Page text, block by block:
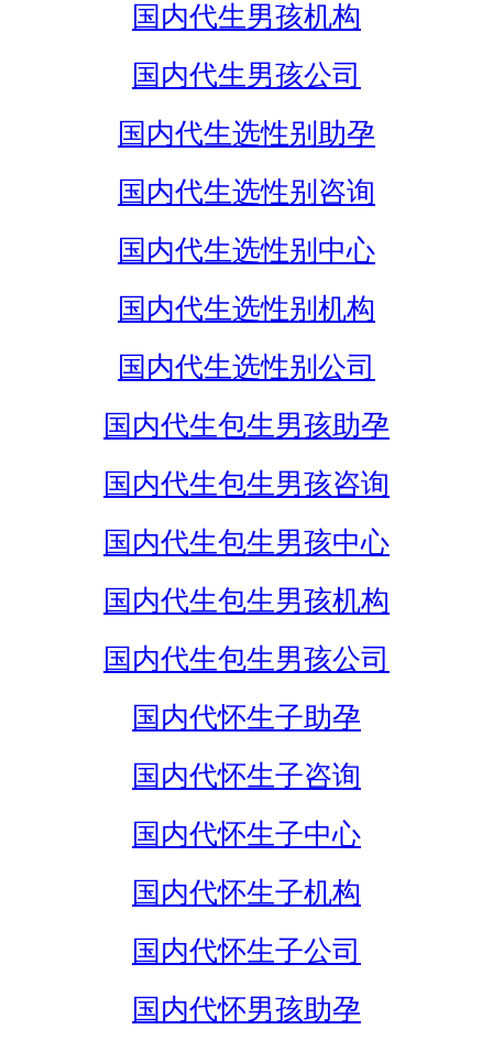
国内代生男孩机构
国内代生男孩公司
国内代生选性别助孕
国内代生选性别咨询
国内代生选性别中心
国内代生选性别机构
国内代生选性别公司
国内代生包生男孩助孕
国内代生包生男孩咨询
国内代生包生男孩中心
国内代生包生男孩机构
国内代生包生男孩公司
国内代怀生子助孕
国内代怀生子咨询
国内代怀生子中心
国内代怀生子机构
国内代怀生子公司
国内代怀男孩助孕